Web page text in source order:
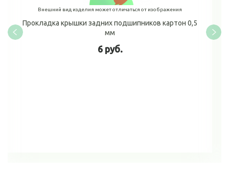
Внешний вид изделия может отличаться от изображения
Прокладка крышки задних подшипников картон 0,5
мм
6 руб.